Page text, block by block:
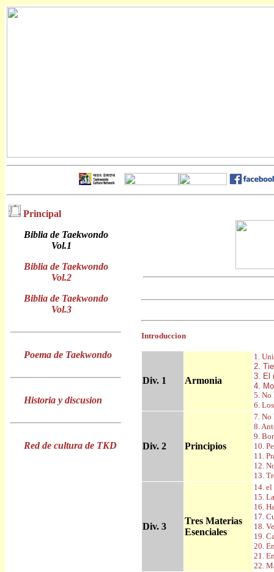
Principal
Biblia de Taekwondo
Vol.1
Biblia de Taekwondo
Vol.2
Biblia de Taekwondo
Vol.3
Poema de Taekwondo
Historia y discusion
Red de cultura de TKD
Introduccion
Div. 1 Armonia
1.
2.
3. El
4.
5. No
6.
Div. 2 Principios
7. No
8.
9.
10.
11.
12.
13.
Div. 3
Tres Materias
Esenciales
14.
15.
16.
17.
18.
19.
20.
21.
22.